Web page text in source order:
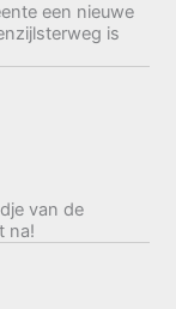
een nieuwe
is
van de
na!